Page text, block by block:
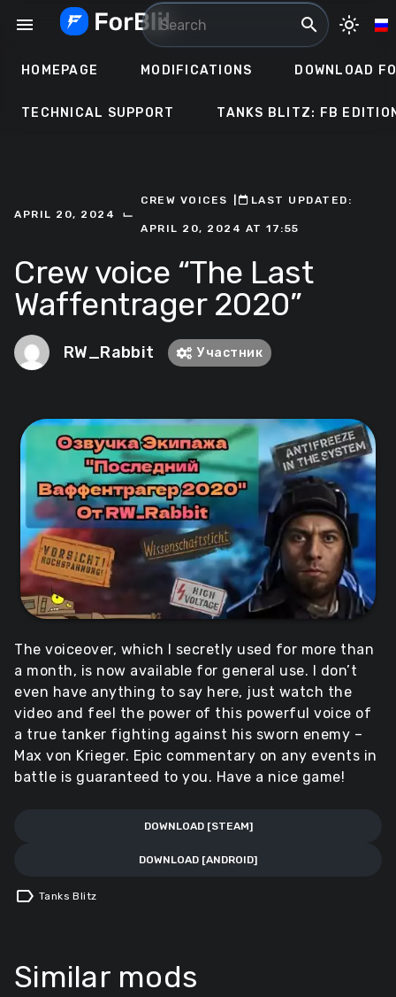
menu search light_mode
HOMEPAGE MODIFICATIONS DOWNLOAD
TECHNICAL SUPPORT TANKS BLITZ: FB
APRIL 20, 2024 ⌙
CREW VOICES ㅤLAST UPDATED:
APRIL 20, 2024 AT 17:55
Crew voice “The Last
Waffentrager 2020”
RW_Rabbit Участник
The voiceover, which I secretly used for more than
a month, is now available for general use. I don’t
even have anything to say here, just watch the
video and feel the power of this powerful voice of
a true tanker fighting against his sworn enemy –
Max von Krieger. Epic commentary on any events in
battle is guaranteed to you. Have a nice game!
DOWNLOAD [STEAM]
DOWNLOAD [ANDROID]
label Tanks Blitz
Similar mods